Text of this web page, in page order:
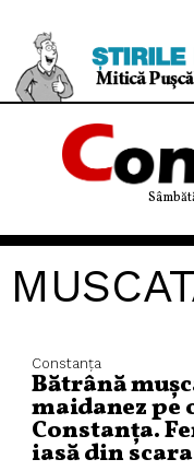
Constanța
Bătrână
maidanez pe
Constanța.
iasă din